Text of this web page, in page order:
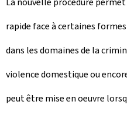
rapide face à certaines
dans les domaines de la
violence domestique ou
peut être mise en oeuvre